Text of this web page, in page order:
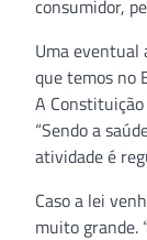
consumidor,
Uma eventual
que temos no
A
“Sendo a
atividade é
Caso a lei
muito grande.